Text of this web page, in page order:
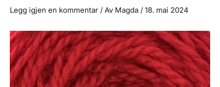
Legg igjen en kommentar / Av Magda / 18. mai 2024